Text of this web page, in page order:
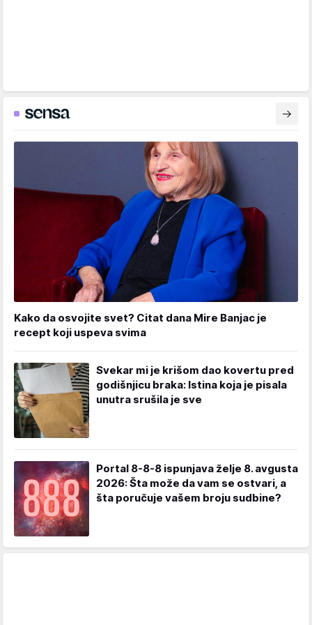
Kako da osvojite svet? Citat dana Mire Banjac je
recept koji uspeva svima
Svekar mi je krišom dao kovertu pred
godišnjicu braka: Istina koja je pisala
unutra srušila je sve
Portal 8-8-8 ispunjava želje 8. avgusta
2026: Šta može da vam se ostvari, a
šta poručuje vašem broju sudbine?